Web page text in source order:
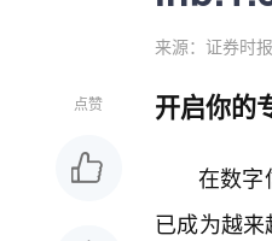
来源：证券时
点赞 开启你的
在数字
已成为越